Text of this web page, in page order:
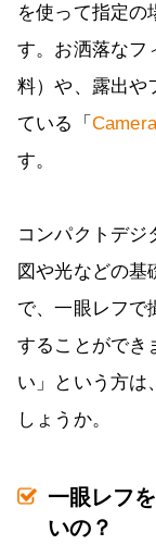
を使って指定の
す。お洒落なフ
料）や、露出や
ている「
す。
コンパクトデジ
図や光などの基
で、一眼レフで
することができ
い」という方は
しょうか。
一眼レフ
いの？